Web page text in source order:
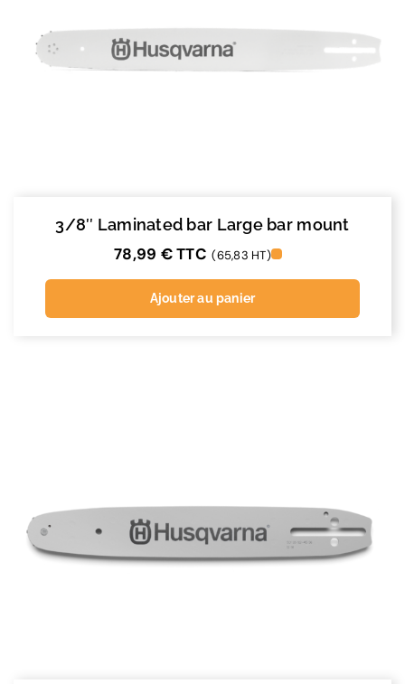
3/8″ Laminated bar Large bar mount
78,99 €TTC (65,83 HT)
Ajouter au panier